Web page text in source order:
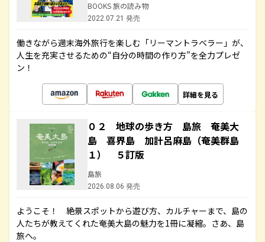
BOOKS 旅の読み物
2022.07.21 発売
働きながら週末海外旅行を楽しむ「リーマントラベラー」が、
人生を充実させるための“自分の時間の作り方”を全力プレゼ
ン！
詳細を見る
０２ 地球の歩き方 島旅 奄美大
島 喜界島 加計呂麻島（奄美群島
１） ５訂版
島旅
2026.08.06 発売
ようこそ！ 絶景スポットから遊び方、カルチャーまで、島の
人たちが教えてくれた奄美大島の魅力を1冊に凝縮。さあ、島
旅へ。